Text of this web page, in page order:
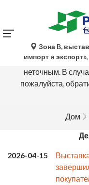
Автоматический
исключительно
неточным. В
пожалуйста,
Зона B,
импорт и
Новости
Дом
2026-04-15